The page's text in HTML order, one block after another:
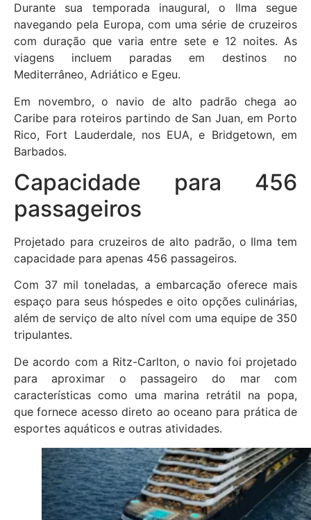
Durante sua temporada inaugural, o Ilma segue
navegando pela Europa, com uma série de cruzeiros
com duração que varia entre sete e 12 noites. As
viagens incluem paradas em destinos no
Mediterrâneo, Adriático e Egeu.
Em novembro, o navio de alto padrão chega ao
Caribe para roteiros partindo de San Juan, em Porto
Rico, Fort Lauderdale, nos EUA, e Bridgetown, em
Barbados.
Capacidade para 456
passageiros
Projetado para cruzeiros de alto padrão, o Ilma tem
capacidade para apenas 456 passageiros.
Com 37 mil toneladas, a embarcação oferece mais
espaço para seus hóspedes e oito opções culinárias,
além de serviço de alto nível com uma equipe de 350
tripulantes.
De acordo com a Ritz-Carlton, o navio foi projetado
para aproximar o passageiro do mar com
características como uma marina retrátil na popa,
que fornece acesso direto ao oceano para prática de
esportes aquáticos e outras atividades.